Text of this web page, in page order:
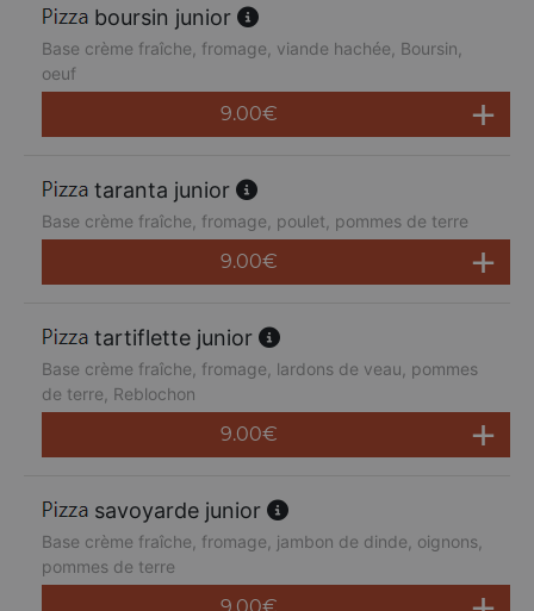
boursin junior
Base crème fraîche, fromage, viande hachée, Boursin,
oeuf
9.00€
taranta junior
Base crème fraîche, fromage, poulet, pommes de terre
9.00€
tartiflette junior
Base crème fraîche, fromage, lardons de veau, pommes
de terre, Reblochon
9.00€
savoyarde junior
Base crème fraîche, fromage, jambon de dinde, oignons,
pommes de terre